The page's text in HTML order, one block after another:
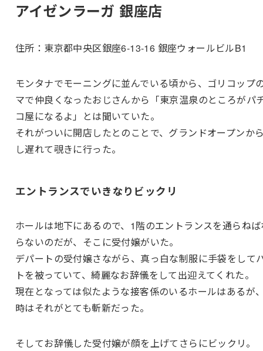
アイゼンラーガ 銀座店
住所：東京都中央区銀座6-13-16 銀座ウォールビルB1
モンタナでモーニングに並んでいる頃から、ゴリコップ
マで仲良くなったおじさんから「東京温泉のところがパ
コ屋になるよ」とは聞いていた。
それがついに開店したとのことで、グランドオープンか
し遅れて覗きに行った。
エントランスでいきなりビックリ
ホールは地下にあるので、1階のエントランスを通らね
らないのだが、そこに受付嬢がいた。
デパートの受付嬢さながら、真っ白な制服に手袋をして
トを被っていて、綺麗なお辞儀をして出迎えてくれた。
現在となっては似たような接客係のいるホールはあるが
時はそれがとても斬新だった。
そしてお辞儀した受付嬢が顔を上げてさらにビックリ。